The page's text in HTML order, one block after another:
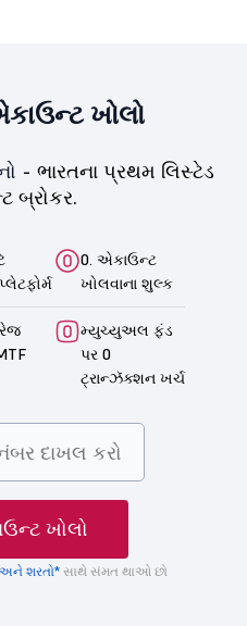
ખોલો
- ભારતના પ્રથમ લિસ્ટેડ
બ્રોકર.
0. એકાઉન્ટ
ખોલવાના શુલ્ક
મ્યુચ્યુઅલ ફંડ
પર 0
ટ્રાન્ઝૅક્શન ખર્ચ
ખોલો
શરતો*સાથે સંમત થાઓ છો